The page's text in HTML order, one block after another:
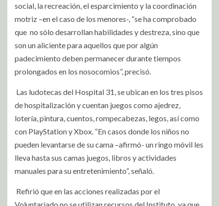
social, la recreación, el esparcimiento y la coordinación
motriz –en el caso de los menores-, “se ha comprobado
que no sólo desarrollan habilidades y destreza, sino que
son un aliciente para aquellos que por algún
padecimiento deben permanecer durante tiempos
prolongados en los nosocomios”, precisó.
Las ludotecas del Hospital 31, se ubican en los tres pisos
de hospitalización y cuentan juegos como ajedrez,
lotería, pintura, cuentos, rompecabezas, legos, así como
con PlayStation y Xbox. “En casos donde los niños no
pueden levantarse de su cama –afirmó- un ringo móvil les
lleva hasta sus camas juegos, libros y actividades
manuales para su entretenimiento”, señaló.
Refirió que en las acciones realizadas por el
Voluntariado no se utilizan recursos del Instituto, ya que